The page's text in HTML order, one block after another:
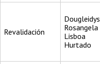
Revalidación
Dougleidys
Rosangela
Lisboa
Hurtado